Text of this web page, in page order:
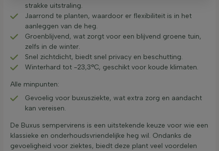
strakke uitstraling.
Jaarrond te planten, waardoor er flexibiliteit is in het
aanleggen van de heg.
Groenblijvend, wat zorgt voor een blijvend groene tuin,
zelfs in de winter.
Snel zichtdicht, biedt snel privacy en beschutting.
Winterhard tot -23,3°C, geschikt voor koude klimaten.
Alle minpunten:
Gevoelig voor buxusziekte, wat extra zorg en aandacht
kan vereisen.
De Buxus sempervirens is een uitstekende keuze voor wie een
klassieke en onderhoudsvriendelijke heg wil. Ondanks de
gevoeligheid voor ziektes, biedt deze plant veel voordelen